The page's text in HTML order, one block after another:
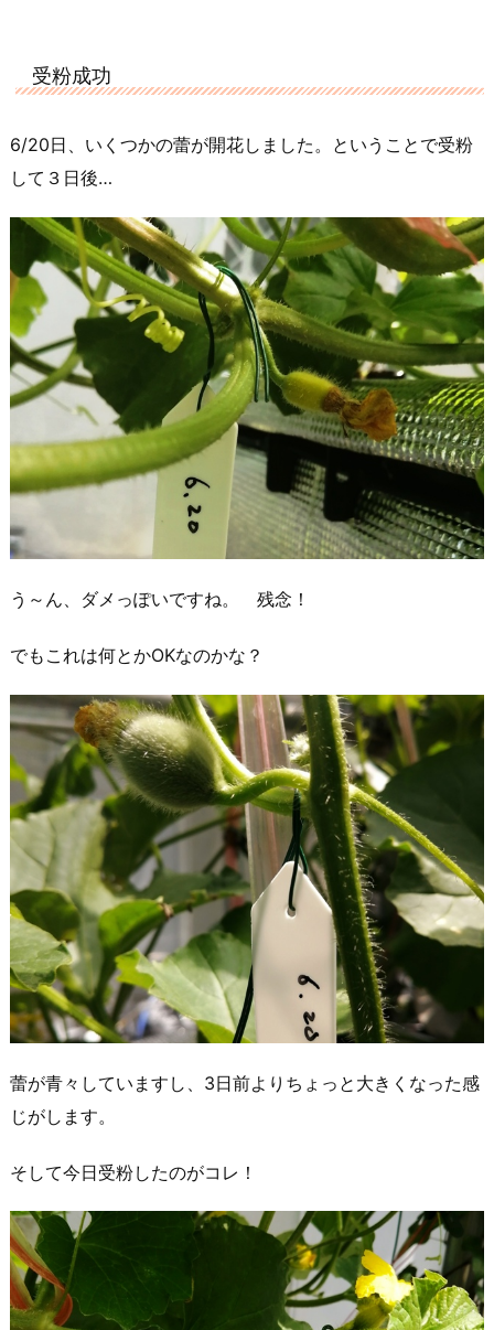
受粉成功
6/20日、いくつかの蕾が開花しました。ということで受粉
して３日後…
う～ん、ダメっぽいですね。 残念！
でもこれは何とかOKなのかな？
蕾が青々していますし、3日前よりちょっと大きくなった感
じがします。
そして今日受粉したのがコレ！